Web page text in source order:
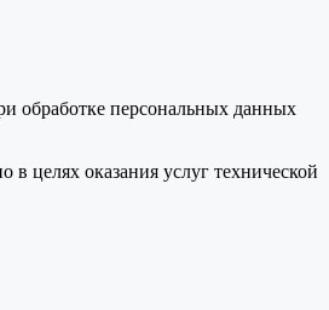
обработке персональных данных
в целях оказания услуг технической